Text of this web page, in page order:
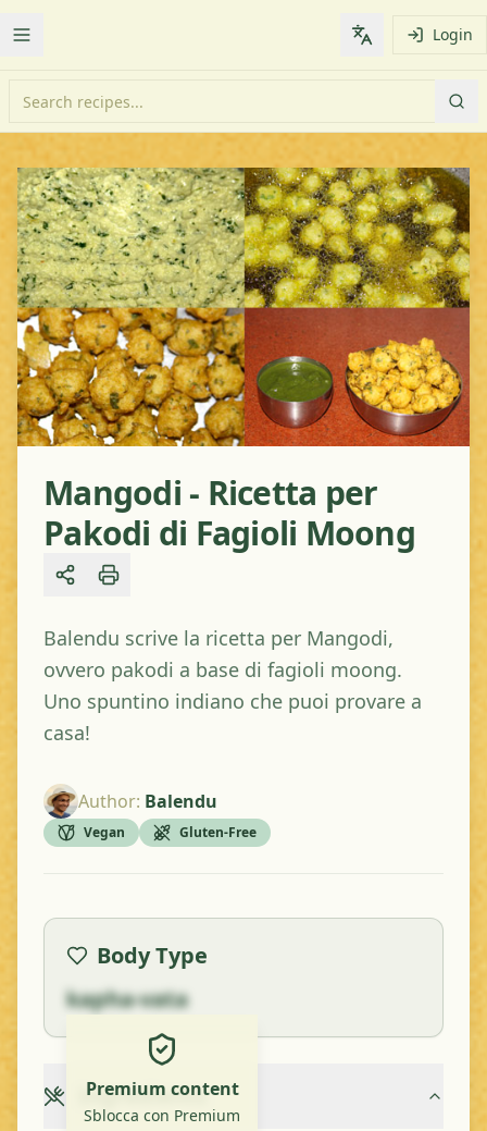
Toggle Menu Change Login
Mangodi - Ricetta per
Pakodi di Fagioli Moong
Share
Balendu scrive la ricetta per Mangodi,
ovvero pakodi a base di fagioli moong.
Uno spuntino indiano che puoi provare a
casa!
Author: Balendu
Vegan Gluten-Free
Body Type
kapha-vata
Premium content
Sblocca con Premium
Ingredients